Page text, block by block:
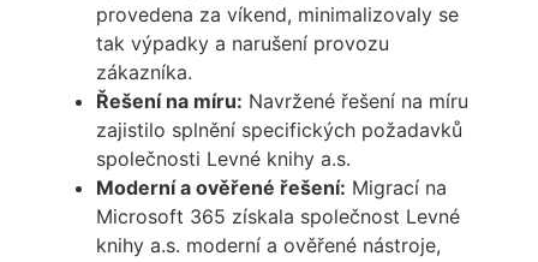
provedena za víkend, minimalizovaly se
tak výpadky a narušení provozu
zákazníka.
Řešení na míru: Navržené řešení na míru
zajistilo splnění specifických požadavků
společnosti Levné knihy a.s.
Moderní a ověřené řešení: Migrací na
Microsoft 365 získala společnost Levné
knihy a.s. moderní a ověřené nástroje,